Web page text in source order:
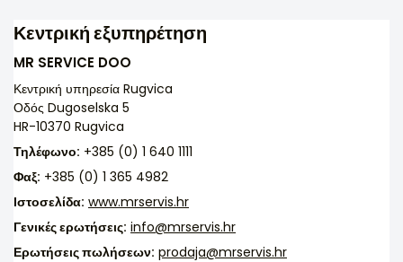
Κεντρική εξυπηρέτηση
MR SERVICE DOO
Κεντρική υπηρεσία Rugvica
Οδός Dugoselska 5
HR-10370 Rugvica
Τηλέφωνο: +385 (0) 1 640 1111
Φαξ: +385 (0) 1 365 4982
Ιστοσελίδα: www.mrservis.hr
Γενικές ερωτήσεις: info@mrservis.hr
Ερωτήσεις πωλήσεων: prodaja@mrservis.hr